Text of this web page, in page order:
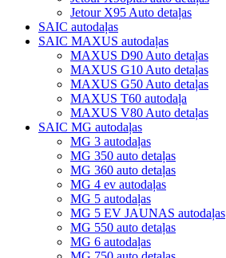
Jetour X95 Auto detaļas
SAIC autodaļas
SAIC MAXUS autodaļas
MAXUS D90 Auto detaļas
MAXUS G10 Auto detaļas
MAXUS G50 Auto detaļas
MAXUS T60 autodaļa
MAXUS V80 Auto detaļas
SAIC MG autodaļas
MG 3 autodaļas
MG 350 auto detaļas
MG 360 auto detaļas
MG 4 ev autodaļas
MG 5 autodaļas
MG 5 EV JAUNAS autodaļas
MG 550 auto detaļas
MG 6 autodaļas